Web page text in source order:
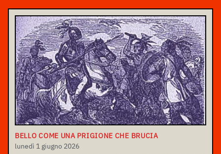
BELLO COME UNA PRIGIONE CHE BRUCIA
lunedì 1 giugno 2026